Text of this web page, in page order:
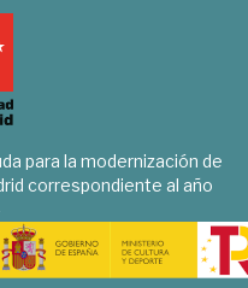
para la modernización de
correspondiente al año